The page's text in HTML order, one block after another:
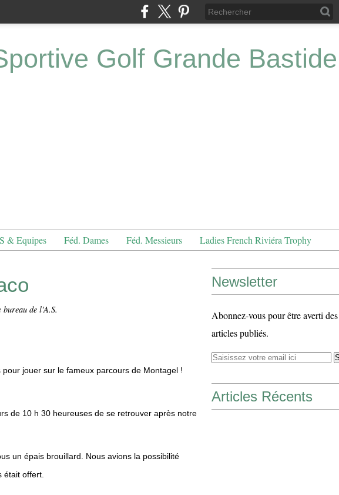
Golf Grande Bastide
& Equipes Féd. Dames Féd. Messieurs Ladies French Riviéra Trophy
de l'A.S.
jouer sur le fameux parcours de Montagel !
de 10 h 30 heureuses de se retrouver après notre
un épais brouillard. Nous avions la possibilité
était offert.
Newsletter
Abonnez-vous pour être averti
articles publiés.
Articles Récents